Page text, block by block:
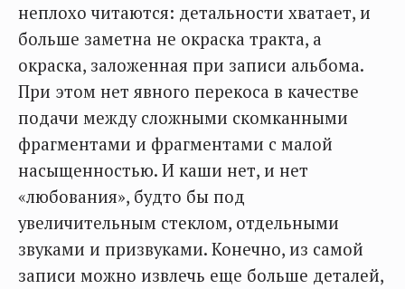
неплохо читаются: детальности хватает, и
больше заметна не окраска тракта, а
окраска, заложенная при записи альбома.
При этом нет явного перекоса в качестве
подачи между сложными скомканными
фрагментами и фрагментами с малой
насыщенностью. И каши нет, и нет
«любования», будто бы под
увеличительным стеклом, отдельными
звуками и призвуками. Конечно, из самой
записи можно извлечь еще больше деталей,